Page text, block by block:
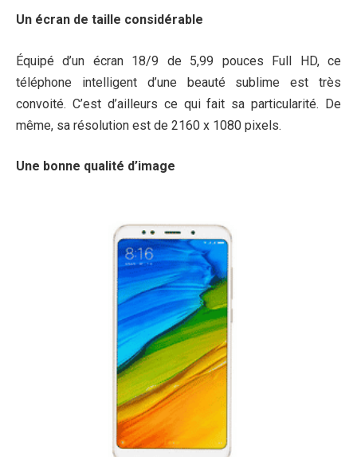
Un écran de taille considérable
Équipé d’un écran 18/9 de 5,99 pouces Full HD, ce
téléphone intelligent d’une beauté sublime est très
convoité. C’est d’ailleurs ce qui fait sa particularité. De
même, sa résolution est de 2160 x 1080 pixels.
Une bonne qualité d’image